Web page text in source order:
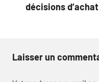
décisions
Laisser un